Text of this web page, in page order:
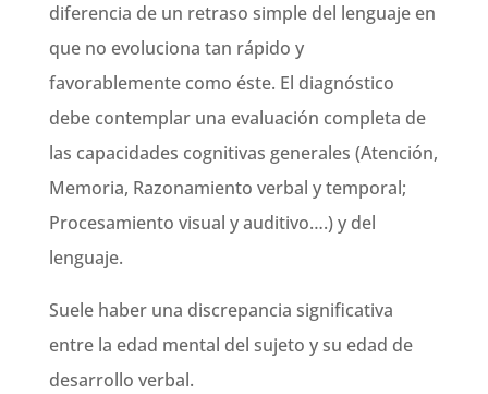
diferencia de un retraso simple del lenguaje en
que no evoluciona tan rápido y
favorablemente como éste. El diagnóstico
debe contemplar una evaluación completa de
las capacidades cognitivas generales (Atención,
Memoria, Razonamiento verbal y temporal;
Procesamiento visual y auditivo….) y del
lenguaje.
Suele haber una discrepancia significativa
entre la edad mental del sujeto y su edad de
desarrollo verbal.